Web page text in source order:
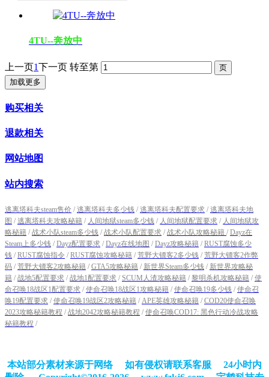
4TU--奔放中
上一页1下一页 转至第
加载更多
购买相关
退款相关
网站地图
站内搜索
逃离塔科夫steam售价 / 逃离塔科夫多少钱 / 逃离塔科夫配置要求 / 逃离塔科夫地
图 / 逃离塔科夫攻略秘籍 / 人间地狱steam多少钱 / 人间地狱配置要求 / 人间地狱攻
略秘籍 / 战术小队steam多少钱 / 战术小队配置要求 / 战术小队攻略秘籍 / Dayz在
Steam上多少钱 / Dayz配置要求 / Dayz在线地图 / Dayz攻略秘籍 / RUST腐蚀多少
钱 / RUST腐蚀指令 / RUST腐蚀攻略秘籍 / 荒野大镖客2多少钱 / 荒野大镖客2作弊
码 / 荒野大镖客2攻略秘籍 / GTA5攻略秘籍 / 新世界Steam多少钱 / 新世界攻略秘
籍 / 战地5配置要求 / 战地1配置要求 / SCUM人渣攻略秘籍 / 黎明杀机攻略秘籍 / 使
命召唤18战区1配置要求 / 使命召唤18战区1攻略秘籍 / 使命召唤19多少钱 / 使命召
唤19配置要求 / 使命召唤19战区2攻略秘籍 / APE英雄攻略秘籍 / COD20使命召唤
2023攻略秘籍教程 / 战地2042攻略秘籍教程 / 使命召唤COD17: 黑色行动冷战攻略
秘籍教程 /
本站部分素材来源于网络 如有侵权请联系客服 24小时内